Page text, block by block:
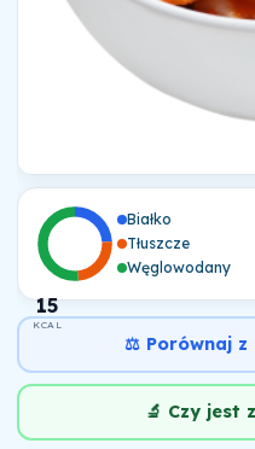
15
KCAL
Białko
Tłuszcze
Węglowodany
⚖️ Porównaj z
🔬 Czy jest